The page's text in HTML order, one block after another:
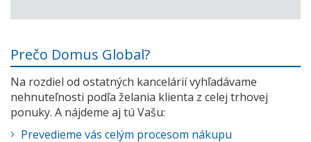
Prečo Domus Global?
Na rozdiel od ostatných kancelárií vyhľadávame
nehnuteľnosti podľa želania klienta z celej trhovej
ponuky. A nájdeme aj tú Vašu:
Prevedieme vás celým procesom nákupu